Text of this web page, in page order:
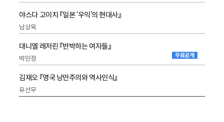
야스다 고이치 『일본 ‘우익’의 현대사』
남상욱
대니엘 래저린 『반박하는 여자들』
박민정 무료공개
김재오 『영국 낭만주의와 역사인식』
유선무